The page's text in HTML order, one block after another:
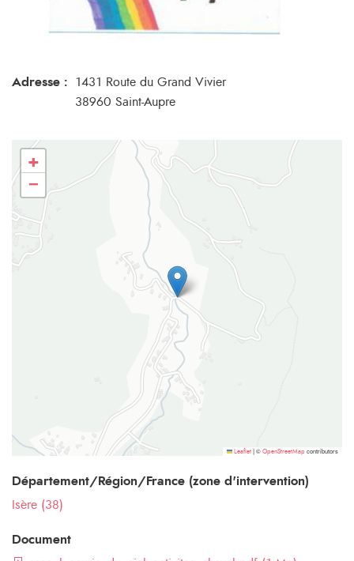
Adresse :
1431 Route du Grand Vivier
38960 Saint-Aupre
+
−
Leaflet © OpenStreetMap contributors
Département/Région/France (zone d'intervention)
Isère (38)
Document